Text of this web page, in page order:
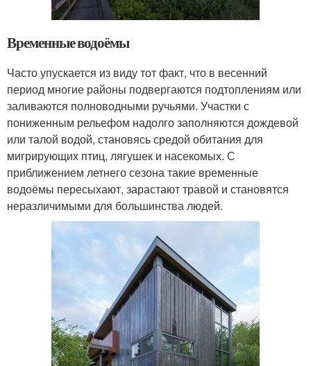
Временные водоёмы
Часто упускается из виду тот факт, что в весенний
период многие районы подвергаются подтоплениям или
заливаются полноводными ручьями. Участки с
пониженным рельефом надолго заполняются дождевой
или талой водой, становясь средой обитания для
мигрирующих птиц, лягушек и насекомых. С
приближением летнего сезона такие временные
водоёмы пересыхают, зарастают травой и становятся
неразличимыми для большинства людей.